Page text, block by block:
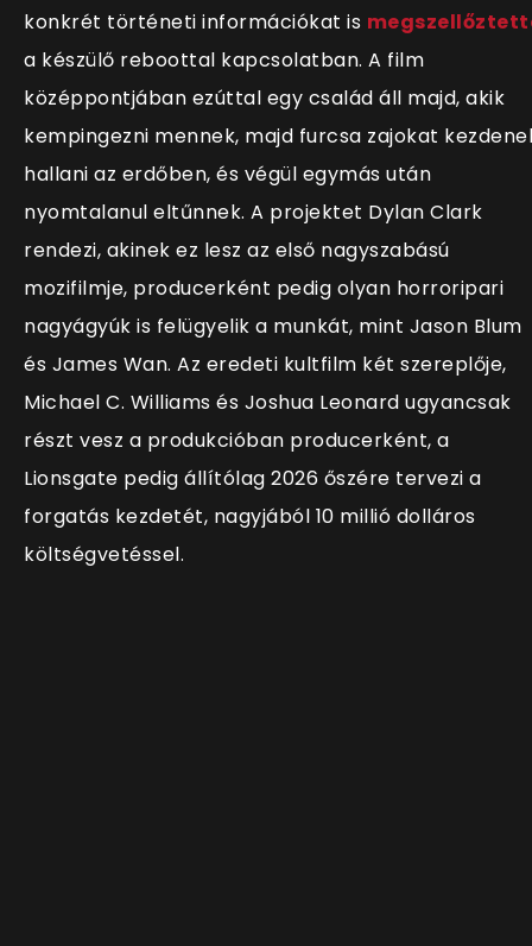
konkrét történeti információkat is
a készülő reboottal kapcsolatban. A film
középpontjában ezúttal egy család áll majd, akik
kempingezni mennek, majd furcsa zajokat
hallani az erdőben, és végül egymás után
nyomtalanul eltűnnek. A projektet Dylan Clark
rendezi, akinek ez lesz az első nagyszabású
mozifilmje, producerként pedig olyan horroripari
nagyágyúk is felügyelik a munkát, mint Jason Blum
és James Wan. Az eredeti kultfilm két szereplője,
Michael C. Williams és Joshua Leonard ugyancsak
részt vesz a produkcióban producerként, a
Lionsgate pedig állítólag 2026 őszére tervezi a
forgatás kezdetét, nagyjából 10 millió dolláros
költségvetéssel.